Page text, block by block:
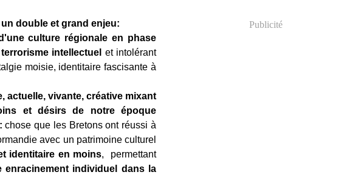
double et grand enjeu:
culture régionale en phase
intellectuel et intolérant
moisie, identitaire fascisante à
actuelle, vivante, créative mixant
et désirs de notre époque
chose que les Bretons ont réussi à
avec un patrimoine culturel
identitaire en moins, permettant
enracinement individuel dans la
Publicité